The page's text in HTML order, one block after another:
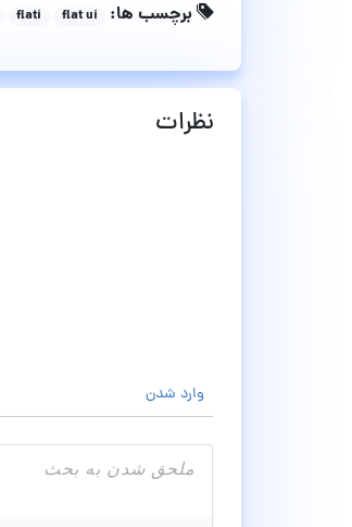
برچسب ها: flat ui
flati
نظرات
وارد شدن